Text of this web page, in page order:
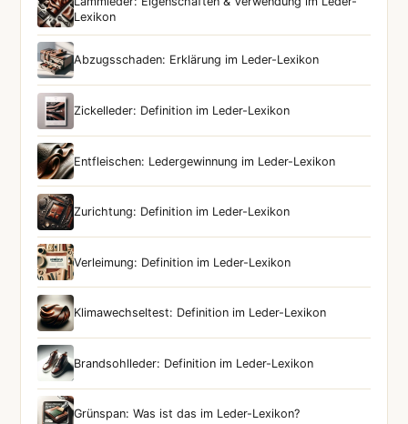
Lexikon
Abzugsschaden: Erklärung im Leder-Lexikon
Zickelleder: Definition im Leder-Lexikon
Entfleischen: Ledergewinnung im Leder-Lexikon
Zurichtung: Definition im Leder-Lexikon
Verleimung: Definition im Leder-Lexikon
Klimawechseltest: Definition im Leder-Lexikon
Brandsohlleder: Definition im Leder-Lexikon
Grünspan: Was ist das im Leder-Lexikon?